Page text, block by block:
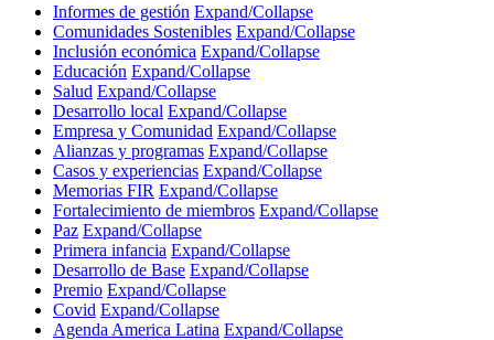
Informes de gestión Expand/Collapse
Comunidades Sostenibles Expand/Collapse
Inclusión económica Expand/Collapse
Educación Expand/Collapse
Salud Expand/Collapse
Desarrollo local Expand/Collapse
Empresa y Comunidad Expand/Collapse
Alianzas y programas Expand/Collapse
Casos y experiencias Expand/Collapse
Memorias FIR Expand/Collapse
Fortalecimiento de miembros Expand/Collapse
Paz Expand/Collapse
Primera infancia Expand/Collapse
Desarrollo de Base Expand/Collapse
Premio Expand/Collapse
Covid Expand/Collapse
Agenda America Latina Expand/Collapse